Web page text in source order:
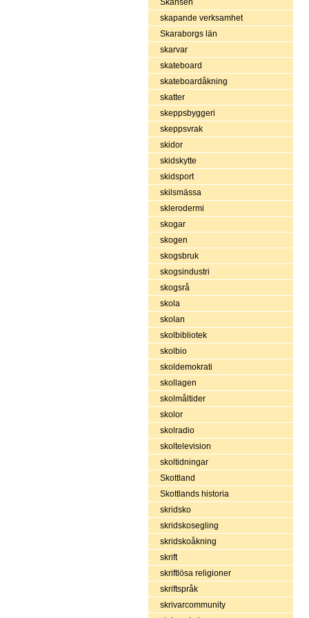
Skansen
skapande verksamhet
Skaraborgs län
skarvar
skateboard
skateboardåkning
skatter
skeppsbyggeri
skeppsvrak
skidor
skidskytte
skidsport
skilsmässa
sklerodermi
skogar
skogen
skogsbruk
skogsindustri
skogsrå
skola
skolan
skolbibliotek
skolbio
skoldemokrati
skollagen
skolmåltider
skolor
skolradio
skoltelevision
skoltidningar
Skottland
Skottlands historia
skridsko
skridskosegling
skridskoåkning
skrift
skriftlösa religioner
skriftspråk
skrivarcommunity